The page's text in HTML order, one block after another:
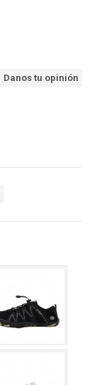
Danos tu opinión